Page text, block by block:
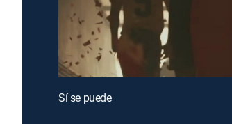
Sí se puede